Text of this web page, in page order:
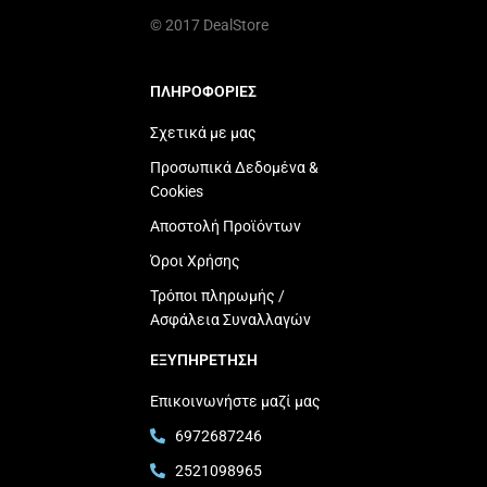
© 2017 DealStore
ΠΛΗΡΟΦΟΡΙΕΣ
Σχετικά με μας
Προσωπικά Δεδομένα &
Cookies
Αποστολή Προϊόντων
Όροι Χρήσης
Τρόποι πληρωμής /
Ασφάλεια Συναλλαγών
ΕΞΥΠΗΡΕΤΗΣΗ
Επικοινωνήστε μαζί μας
6972687246
2521098965